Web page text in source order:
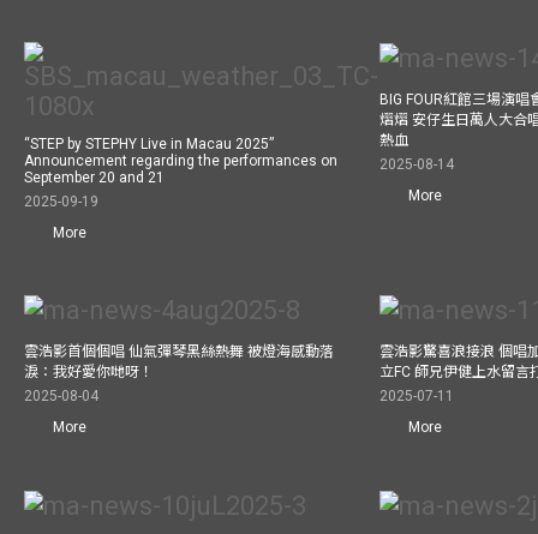
“STEP by STEPHY Live in Macau 2025”
Announcement regarding the performances on
September 20 and 21
2025-09-19
More
BIG FOUR紅館三場演
熠熠 安仔生日萬人大合
熱血
2025-08-14
More
雲浩影首個個唱 仙氣彈琴黑絲熱舞 被燈海感動落
淚：我好愛你哋呀！
2025-08-04
More
雲浩影驚喜浪接浪 個唱
立FC 師兄伊健上水留言
2025-07-11
More